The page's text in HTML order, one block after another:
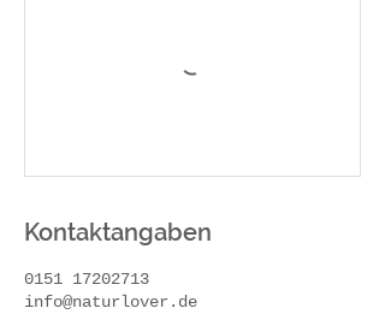
Kontaktangaben
0151 17202713
info@naturlover.de